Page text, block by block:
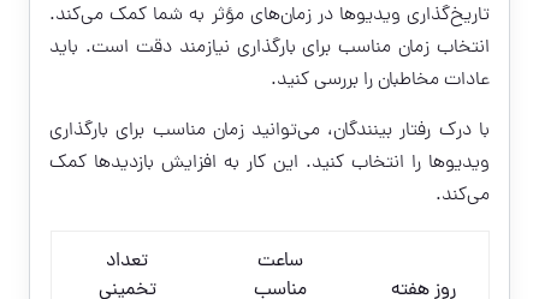
تاریخ‌گذاری ویدیوها در زمان‌های مؤثر به شما کمک می‌کند.
انتخاب زمان مناسب برای بارگذاری نیازمند دقت است. باید
عادات مخاطبان را بررسی کنید.
با درک رفتار بینندگان، می‌توانید زمان مناسب برای بارگذاری
ویدیوها را انتخاب کنید. این کار به افزایش بازدیدها کمک
می‌کند.
روز هفته
ساعت
مناسب
تعداد
تخمینی